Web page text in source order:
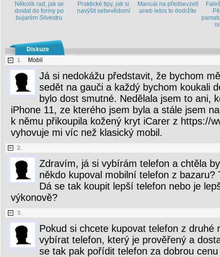
Několik rad, jak se
dostat do formy po
bujarém Silvestru
Praktické tipy, jak si
navýšit sebevědomí
Manuál na předsevzetí
aneb letos to dodržíte
Diskuze
1. Mobil
Já si nedokážu představit, že bychom
sedět na gauči a každý bychom koukali
bylo dost smutné. Nedělala jsem to ani,
iPhone 11, ze kterého jsem byla a stále jsem
k němu přikoupila kožený kryt iCarer z https://
vyhovuje mi víc než klasický mobil.
2.
Zdravím, já si vybírám telefon a chtěla
někdo kupoval mobilní telefon z bazaru?
Dá se tak koupit lepší telefon nebo je
výkonově?
3.
Pokud si chcete kupovat telefon z druhé
vybírat telefon, který je prověřený a
se tak pak pořídit telefon za dobrou